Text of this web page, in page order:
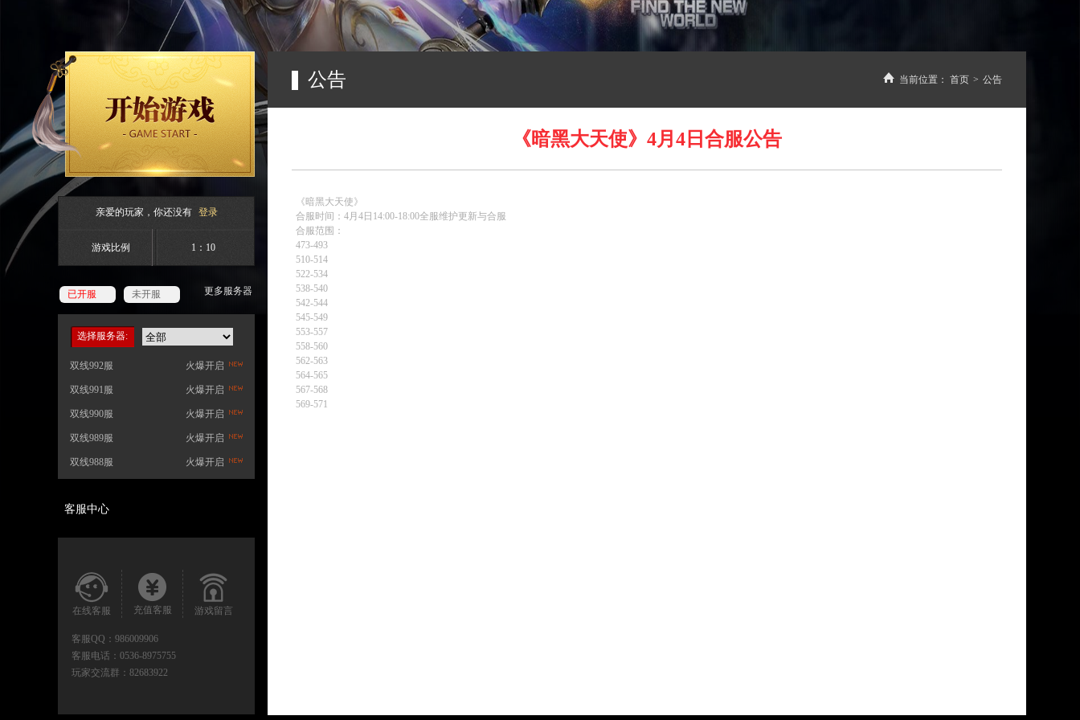
亲爱的玩家，你还没有 登录
游戏比例 1：10
已开服 未开服
选择服务器:
火爆开启
双线992服
火爆开启
双线991服
火爆开启
双线990服
火爆开启
双线989服
火爆开启
双线988服
更多服务器
客服中心
在线客服 充值客服 游戏留言
客服QQ： 986009906
客服电话： 0536-8975755
玩家交流群： 82683922
公告 当前位置： 首页 > 公告
《暗黑大天使》4月4日合服公告
《暗黑大天使》
合服时间：4月4日14:00-18:00全服维护更新与合服
合服范围：
473-493
510-514
522-534
538-540
542-544
545-549
553-557
558-560
562-563
564-565
567-568
569-571